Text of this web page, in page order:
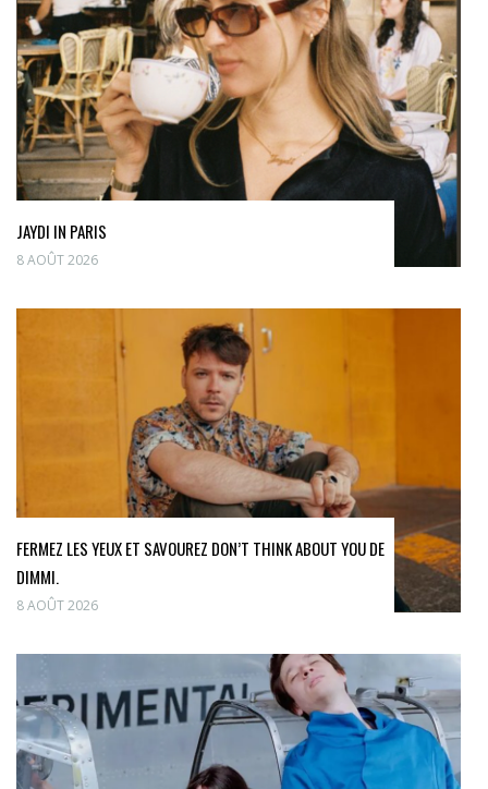
JAYDI IN PARIS
8 AOÛT 2026
FERMEZ LES YEUX ET SAVOUREZ DON’T THINK ABOUT YOU DE
DIMMI.
8 AOÛT 2026